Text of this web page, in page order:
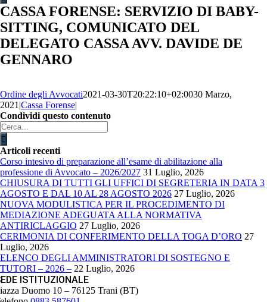
CASSA FORENSE: SERVIZIO DI BABY-
SITTING, COMUNICATO DEL
DELEGATO CASSA AVV. DAVIDE DE
GENNARO
Ordine degli Avvocati2021-03-30T20:22:10+02:0030 Marzo,
2021 |Cassa Forense|
Condividi questo contenuto
Facebook
X
LinkedIn
WhatsApp
Email
Cerca
per:
Articoli recenti
Corso intesivo di preparazione all’esame di abilitazione alla
professione di Avvocato – 2026/2027 31 Luglio, 2026
CHIUSURA DI TUTTI GLI UFFICI DI SEGRETERIA IN DATA 3
AGOSTO E DAL 10 AL 28 AGOSTO 2026 27 Luglio, 2026
NUOVA MODULISTICA PER IL PROCEDIMENTO DI
MEDIAZIONE ADEGUATA ALLA NORMATIVA
ANTIRICLAGGIO 27 Luglio, 2026
CERIMONIA DI CONFERIMENTO DELLA TOGA D’ORO 27
Luglio, 2026
ELENCO DEGLI AMMINISTRATORI DI SOSTEGNO E
TUTORI – 2026 – 22 Luglio, 2026
ISTITUZIONALE
Duomo 10 – 76125 Trani (BT)